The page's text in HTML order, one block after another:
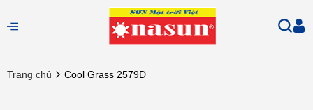
Trang chủ Cool Grass 2579D